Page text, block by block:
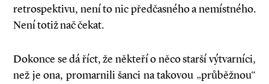
retrospektivu, není to nic předčasného a nemístného.
Není totiž nač čekat.
Dokonce se dá říct, že někteří o něco starší výtvarníci,
než je ona, promarnili šanci na takovou „průběžnou“